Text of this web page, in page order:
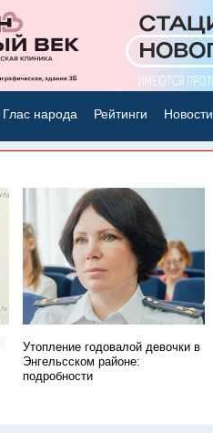
Глас народа Рейтинги Новости
Утопление годовалой девочки в
Энгельсском районе:
подробности